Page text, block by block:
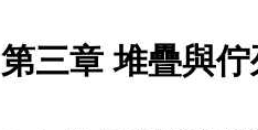
第三章 堆疊與佇